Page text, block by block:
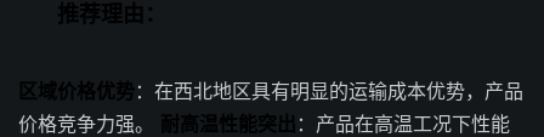
推荐理由：
区域价格优势：在西北地区具有明显的运输成本优势，产品
价格竞争力强。 耐高温性能突出 ：产品在高温工况下性能